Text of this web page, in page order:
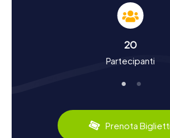
Le cacce al tesoro di myCityHunt a
non sono solo divertenti, ma anche
romana. Sapevate che Sotteville-lès-
importante snodo ferroviario, citato
pesantemente bombardata durante la
punto di vista culinario, Sotteville-lès-
offrire: non perdetevi le specialità
delizioso Camembert o le famose
20
Partecipanti
Prenota Biglietti